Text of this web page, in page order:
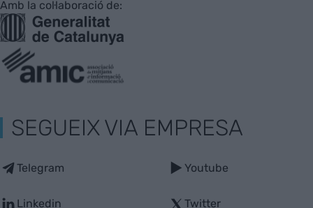
Amb la col·laboració de:
SEGUEIX VIA EMPRESA
Telegram
Linkedin
Youtube
Twitter